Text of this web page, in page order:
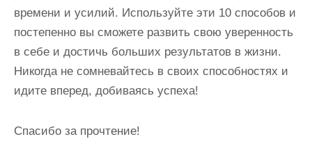
времени и усилий. Используйте эти 10 способов и
постепенно вы сможете развить свою уверенность
в себе и достичь больших результатов в жизни.
Никогда не сомневайтесь в своих способностях и
идите вперед, добиваясь успеха!
Спасибо за прочтение!